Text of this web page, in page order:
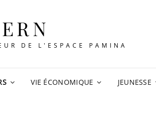
DE L'ESPACE PAMINA
VIE ÉCONOMIQUE JEUNESSE